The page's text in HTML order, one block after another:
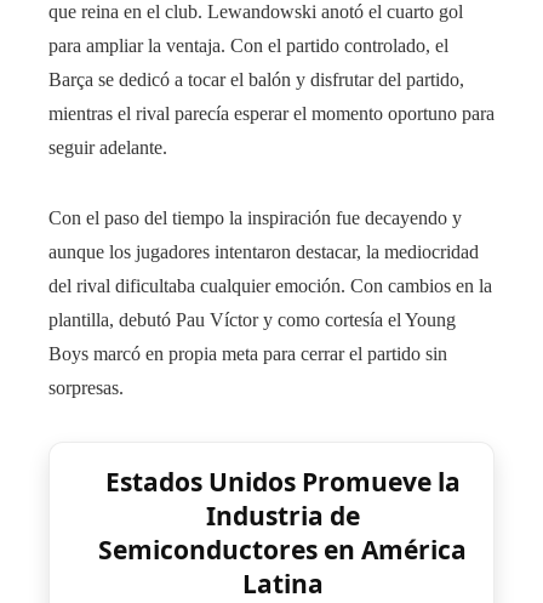
que reina en el club. Lewandowski anotó el cuarto gol
para ampliar la ventaja. Con el partido controlado, el
Barça se dedicó a tocar el balón y disfrutar del partido,
mientras el rival parecía esperar el momento oportuno para
seguir adelante.
Con el paso del tiempo la inspiración fue decayendo y
aunque los jugadores intentaron destacar, la mediocridad
del rival dificultaba cualquier emoción. Con cambios en la
plantilla, debutó Pau Víctor y como cortesía el Young
Boys marcó en propia meta para cerrar el partido sin
sorpresas.
Estados Unidos Promueve la
Industria de
Semiconductores en América
Latina